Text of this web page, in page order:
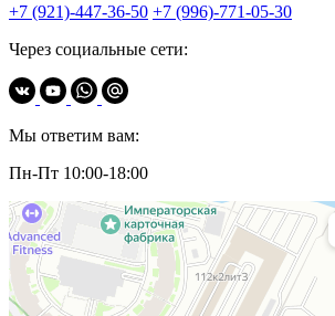
+7 (921)-447-36-50 +7 (996)-771-05-30
Через социальные сети:
Мы ответим вам:
Пн-Пт 10:00-18:00